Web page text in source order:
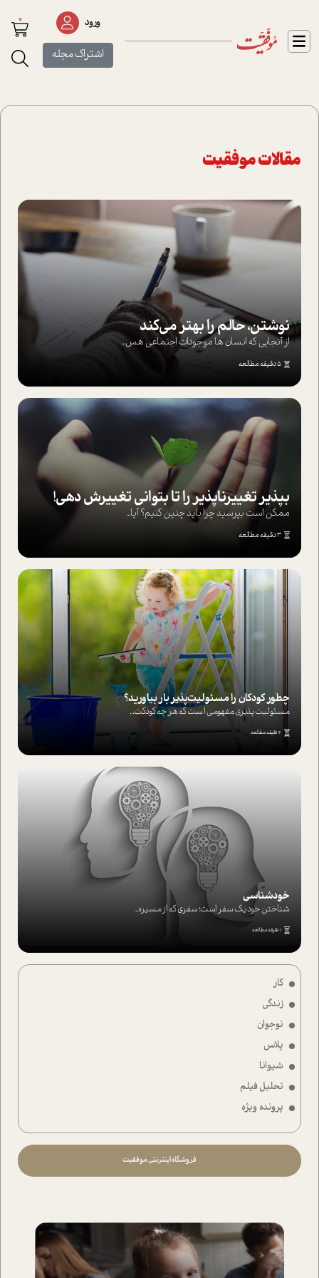
ورود
اشتراک مجله
0
مقالات موفقیت
کار
زندگی
نوجوان
پلاس
شیوانا
تحلیل فیلم
پرونده ویژه
فروشگاه اینترنتی موفقیت
نوشتن، حالم را بهتر می‌کند
از آنجایی که انسان ها موجودات اجتماعی هس...
5 دقیقه مطالعه
بپذير تغييرناپذير را تا بتواني تغييرش دهي!‏
ممکن است بپرسيد چرا بايد چنين کنيم؟ آيا...
3 دقیقه مطالعه
چطور کودکان را مسئولیت‌پذیر بار بیاورید؟
مسئولیت پذیری مفهومی ا ست که هر چه کودکت...
4 دقیقه مطالعه
خودشناسی
شناختن خود یک سفر است؛ سفری که از مسیره...
1 دقیقه مطالعه